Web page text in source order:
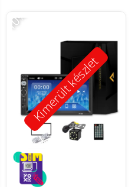
Kimerült készlet
-10%